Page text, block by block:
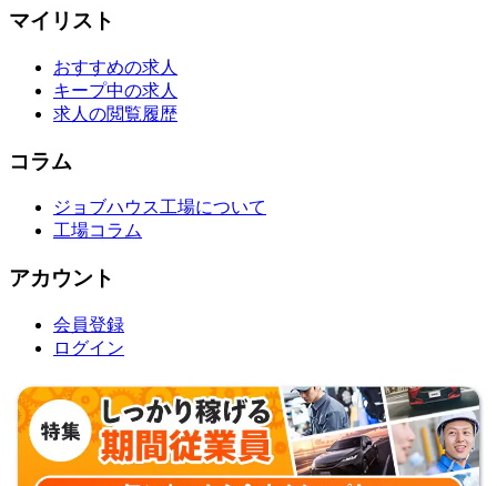
マイリスト
おすすめの求人
キープ中の求人
求人の閲覧履歴
コラム
ジョブハウス工場について
工場コラム
アカウント
会員登録
ログイン